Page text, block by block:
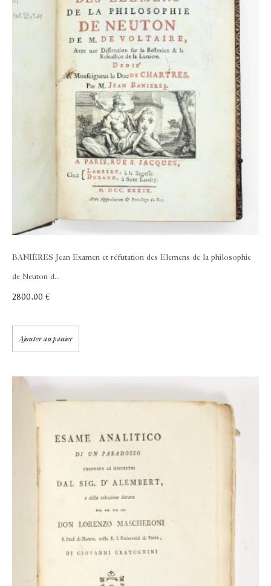
BANIÈRES Jean Examen et réfutation des Elemens de la philosophie
de Neuton d...
2800,00 €
Ajouter au panier